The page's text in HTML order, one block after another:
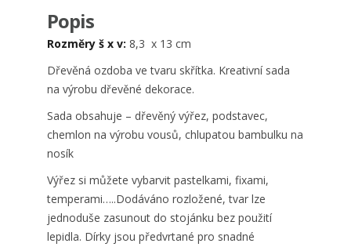
Popis
Rozměry š x v: 8,3 x 13 cm
Dřevěná ozdoba ve tvaru skřítka. Kreativní sada
na výrobu dřevěné dekorace.
Sada obsahuje – dřevěný výřez, podstavec,
chemlon na výrobu vousů, chlupatou bambulku na
nosík
Výřez si můžete vybarvit pastelkami, fixami,
temperami…..Dodáváno rozložené, tvar lze
jednoduše zasunout do stojánku bez použití
lepidla. Dírky jsou předvrtané pro snadné